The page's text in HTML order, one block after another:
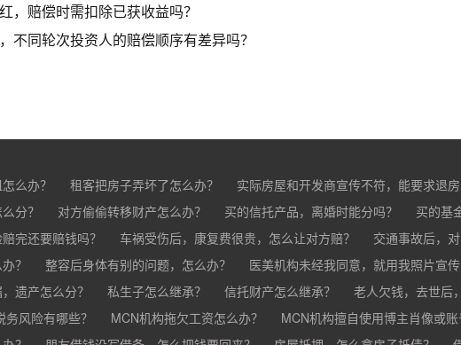
，赔偿时需扣除已获收益吗？
不同轮次投资人的赔偿顺序有差异吗？
么办？ 租客把房子弄坏了怎么办？ 实际房屋和开发商宣传不符，能要求退房
么办？
买房的定金能退吗？ 买的房子有问题怎么办？ 买家跳单怎么办？
分？ 对方偷偷转移财产怎么办？ 买的信托产品，离婚时能分吗？ 买的基
怎么处理？
离婚后财产怎么分？
完还要赔钱吗？ 车祸受伤后，康复费很贵，怎么让对方赔？ 交通事故后，
保和对方赔偿能同时拿吗？
车祸导致人死亡，怎么办？
？ 整容后身体有别的问题，怎么办？ 医美机构未经我同意，就用我照片宣传
与实际结果不符怎么办？
医疗事故怎么赔偿？ 手术失败怎么赔？
康复治
，怎么办？
遗产怎么分？ 私生子怎么继承？ 信托财产怎么继承？ 老人欠钱，去世后
股票怎么继承？
风险有哪些？ MCN机构拖欠工资怎么办？ MCN机构擅自使用博主肖像或账